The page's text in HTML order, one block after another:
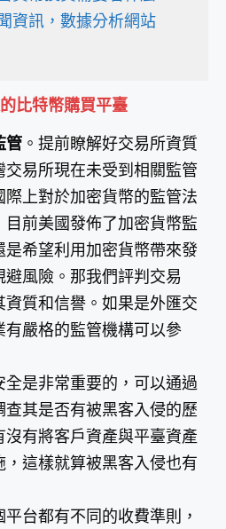
資訊，數據分析網站
比特幣購買平臺
管 。提前瞭解好交易所資質
交易所現在未受到相關監管
際上對於加密貨幣的監管法
目前美國發佈了加密貨幣監
是希望利用加密貨幣帶來發
避風險。那我們評判交易
資質和信譽。如果是外匯交
有嚴格的監管機構可以參
全是非常重要的，可以通過
查其是否有被黑客入侵的歷
沒有將客戶資產與平臺資產
，這樣就算被黑客入侵也有
平台都有不同的收費準則，